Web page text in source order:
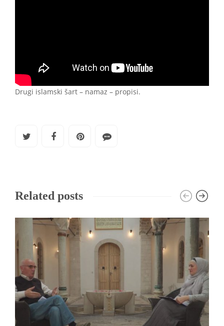
Drugi islamski šart – namaz – propisi.
Related posts